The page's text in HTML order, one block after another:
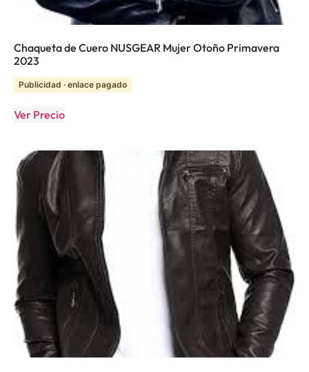
Chaqueta de Cuero NUSGEAR Mujer Otoño Primavera
2023
Publicidad · enlace pagado
Ver Precio